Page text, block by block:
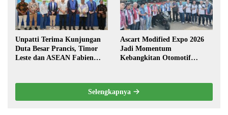
Unpatti Terima Kunjungan
Duta Besar Prancis, Timor
Leste dan ASEAN Fabien
Ascart Modified Expo 2026
Jadi Momentum
Kebangkitan Otomotif
Selengkapnya